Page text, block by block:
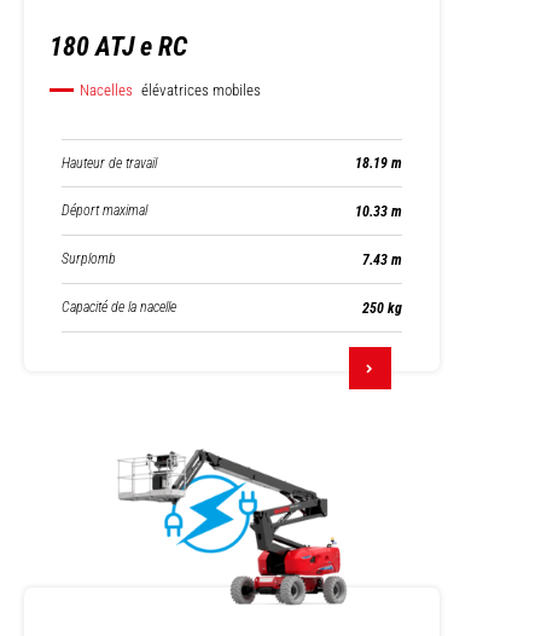
180 ATJ e RC
Nacelles élévatrices mobiles
Hauteur de travail 18.19 m
Déport maximal 10.33 m
Surplomb 7.43 m
Capacité de la nacelle 250 kg